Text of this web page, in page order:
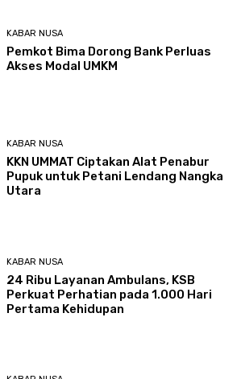
KABAR NUSA
Pemkot Bima Dorong Bank Perluas
Akses Modal UMKM
KABAR NUSA
KKN UMMAT Ciptakan Alat Penabur
Pupuk untuk Petani Lendang Nangka
Utara
KABAR NUSA
24 Ribu Layanan Ambulans, KSB
Perkuat Perhatian pada 1.000 Hari
Pertama Kehidupan